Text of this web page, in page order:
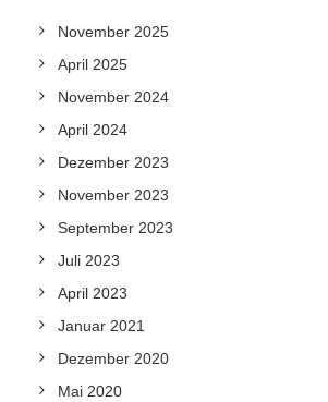
November 2025
April 2025
November 2024
April 2024
Dezember 2023
November 2023
September 2023
Juli 2023
April 2023
Januar 2021
Dezember 2020
Mai 2020